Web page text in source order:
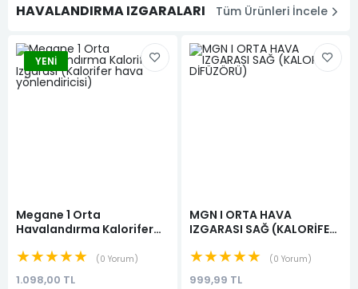
HAVALANDIRMA IZGARALARI Tüm Ürünleri İncele
YENI
Megane 1 Orta
Havalandırma Kalorifer
yönlendiricisi)
★★★★★ 0 Yorum
1.098,00 TL
MGN I ORTA HAVA
IZGARASI SAĞ (KALORİFER
★★★★★ 0 Yorum
999,99 TL